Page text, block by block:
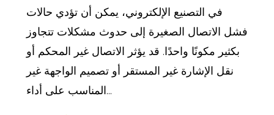
في التصنيع الإلكتروني، يمكن أن تؤدي حالات
فشل الاتصال الصغيرة إلى حدوث مشكلات تتجاوز
بكثير مكونًا واحدًا. قد يؤثر الاتصال غير المحكم أو
نقل الإشارة غير المستقر أو تصميم الواجهة غير
المناسب على أداء...